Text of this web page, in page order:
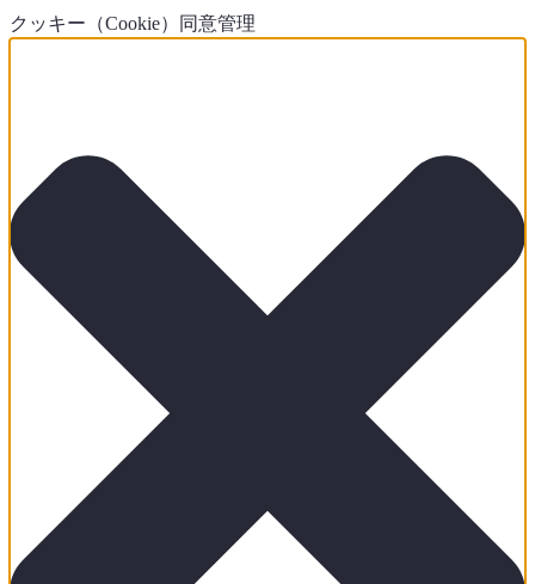
クッキー（Cookie）同意管理